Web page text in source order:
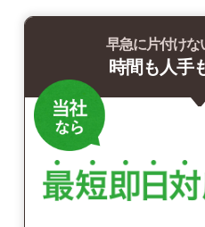
早急に片付けな
時間も人手